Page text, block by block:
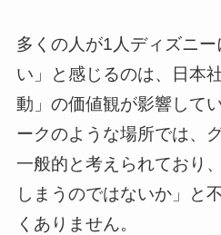
多くの人が1人ディズニ
い」と感じるのは、日本
動」の価値観が影響して
ークのような場所では、
一般的と考えられており
しまうのではないか」と
くありません。